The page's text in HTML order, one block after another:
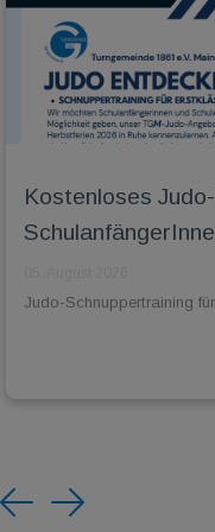
Kostenloses
Judo-Schnuppertraining
Previous
Next